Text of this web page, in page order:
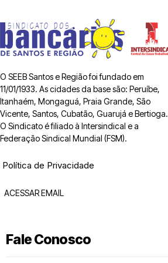
O SEEB Santos e Região foi fundado em
11/01/1933. As cidades da base são: Peruíbe,
Itanhaém, Mongaguá, Praia Grande, São
Vicente, Santos, Cubatão, Guarujá e Bertioga.
O Sindicato é filiado à Intersindical e a
Federação Sindical Mundial (FSM).
Política de Privacidade
ACESSAR EMAIL
Fale Conosco